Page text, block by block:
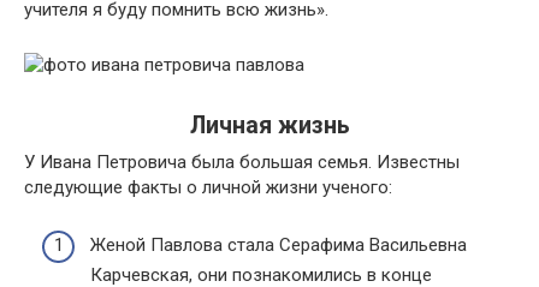
учителя я буду помнить всю жизнь».
Личная жизнь
У Ивана Петровича была большая семья. Известны
следующие факты о личной жизни ученого:
Женой Павлова стала Серафима Васильевна
Карчевская, они познакомились в конце